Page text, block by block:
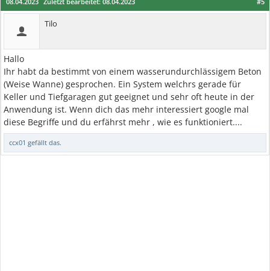
Tilo
Hallo
Ihr habt da bestimmt von einem wasserundurchlässigem Beton
(Weise Wanne) gesprochen. Ein System welchrs gerade für
Keller und Tiefgaragen gut geeignet und sehr oft heute in der
Anwendung ist. Wenn dich das mehr interessiert google mal
diese Begriffe und du erfährst mehr , wie es funktioniert....
ccx01 gefällt das.